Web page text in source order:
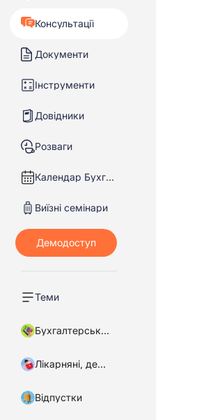
Консультації
Документи
Інструменти
Довідники
Розваги
Календар Бухгалтера
Виїзні семінари
Теми
Бухгалтерський облік
Лікарняні, декретні
Відпустки